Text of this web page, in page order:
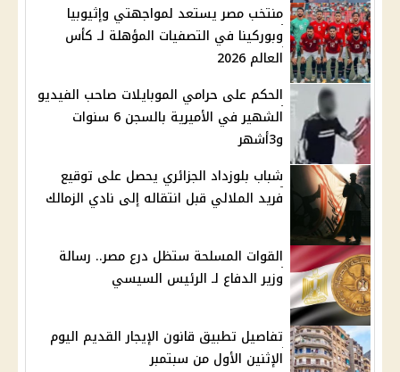
منتخب مصر يستعد لمواجهتي وإثيوبيا
وبوركينا في التصفيات المؤهلة لـ كأس
العالم 2026
الحكم على حرامي الموبايلات صاحب الفيديو
الشهير في الأميرية بالسجن 6 سنوات
و3أشهر
شباب بلوزداد الجزائري يحصل على توقيع
فريد الملالي قبل انتقاله إلى نادي الزمالك
القوات المسلحة ستظل درع مصر.. رسالة
وزير الدفاع لـ الرئيس السيسي
تفاصيل تطبيق قانون الإيجار القديم اليوم
الإثنين الأول من سبتمبر